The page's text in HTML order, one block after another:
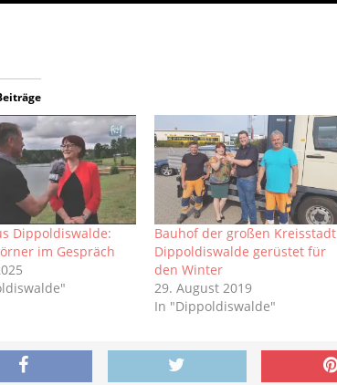
Dippoldiswalde:
im Gespräch
Bauhof der großen Kreisstadt
Dippoldiswalde gerüstet für
den Winter
29. August 2019
In "Dippoldiswalde"